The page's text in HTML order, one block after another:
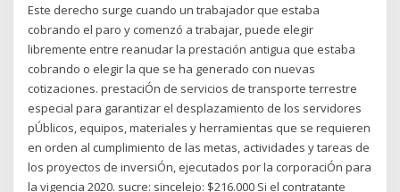
Este derecho surge cuando un trabajador que estaba
cobrando el paro y comenzó a trabajar, puede elegir
libremente entre reanudar la prestación antigua que estaba
cobrando o elegir la que se ha generado con nuevas
cotizaciones. prestaciÓn de servicios de transporte terrestre
especial para garantizar el desplazamiento de los servidores
pÚblicos, equipos, materiales y herramientas que se requieren
en orden al cumplimiento de las metas, actividades y tareas de
los proyectos de inversiÓn, ejecutados por la corporaciÓn para
la vigencia 2020. sucre: sincelejo: $216.000 Si el contratante